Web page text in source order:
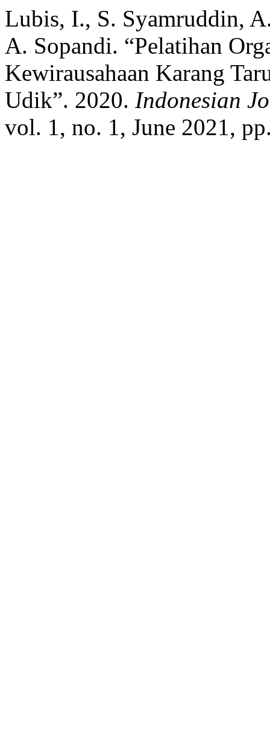
Lubis, I., S. Syamruddin,
A. Sopandi. “Pelatihan
Kewirausahaan Karang
Udik”. 2020. Indonesian
vol. 1, no. 1, June 2021,